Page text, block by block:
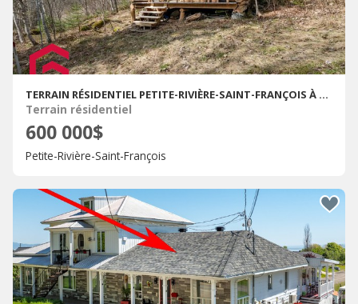
TERRAIN RÉSIDENTIEL PETITE-RIVIÈRE-SAINT-FRANÇOIS À VENDRE
Terrain résidentiel
600 000$
Petite-Rivière-Saint-François